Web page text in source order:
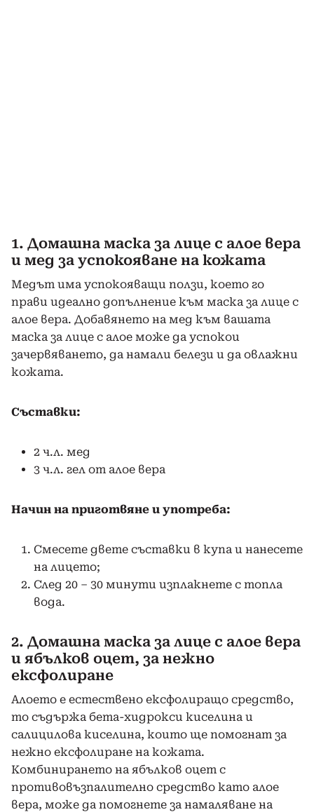
1. Домашна маска за лице с алое вера
и мед за успокояване на кожата
Медът има успокояващи ползи, което го
прави идеално допълнение към маска за лице с
алое вера. Добавянето на мед към вашата
маска за лице с алое може да успокои
зачервяването, да намали белези и да овлажни
кожата.
Съставки:
2 ч.л. мед
3 ч.л. гел от алое вера
Начин на приготвяне и употреба:
Смесете двете съставки в купа и нанесете
на лицето;
След 20 – 30 минути изплакнете с топла
вода.
2. Домашна маска за лице с алое вера
и ябълков оцет, за нежно
ексфолиране
Алоето е естествено ексфолиращо средство,
то съдържа бета-хидрокси киселина и
салицилова киселина, които ще помогнат за
нежно ексфолиране на кожата.
Комбинирането на ябълков оцет с
противовъзпалително средство като алое
вера, може да помогнете за намаляване на